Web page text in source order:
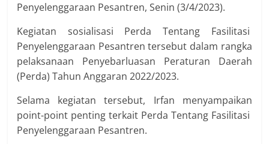
Penyelenggaraan Pesantren, Senin (3/4/2023).
Kegiatan sosialisasi Perda Tentang Fasilitasi
Penyelenggaraan Pesantren tersebut dalam rangka
pelaksanaan Penyebarluasan Peraturan Daerah
(Perda) Tahun Anggaran 2022/2023.
Selama kegiatan tersebut, Irfan menyampaikan
point-point penting terkait Perda Tentang Fasilitasi
Penyelenggaraan Pesantren.